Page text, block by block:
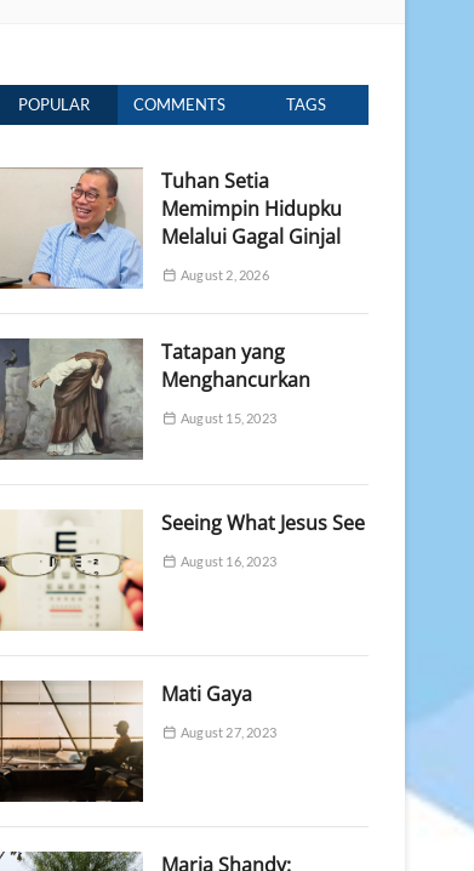
POPULAR COMMENTS TAGS
Tuhan Setia
Memimpin Hidupku
Melalui Gagal Ginjal
August 2, 2026
Tatapan yang
Menghancurkan
August 15, 2023
Seeing What Jesus See
August 16, 2023
Mati Gaya
August 27, 2023
Maria Shandy: